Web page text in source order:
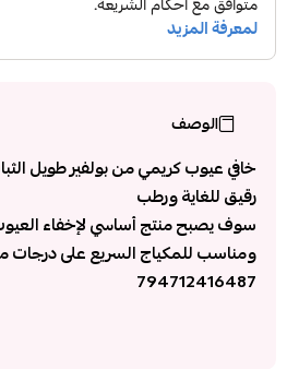
الوصف
خافي عيوب كريمي من بولفير طويل
رقيق للغاية ورطب
سوف يصبح منتج أساسي لإخفاء
ومناسب للمكياج السريع على درجات
794712416487